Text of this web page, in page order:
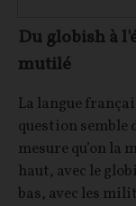
Du globish à
mutilé
La langue
question semble
mesure qu’on la
haut, avec le
bas, avec les